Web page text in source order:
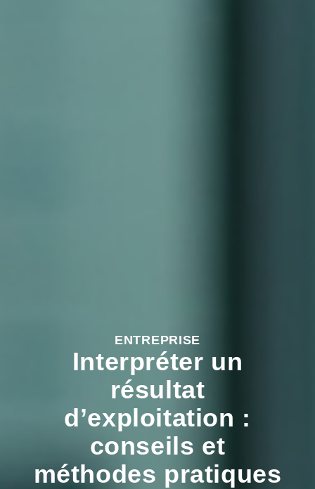
ENTREPRISE
Interpréter un
résultat
d’exploitation :
conseils et
méthodes pratiques